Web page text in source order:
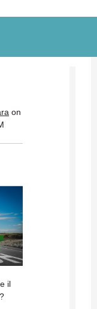
on
il